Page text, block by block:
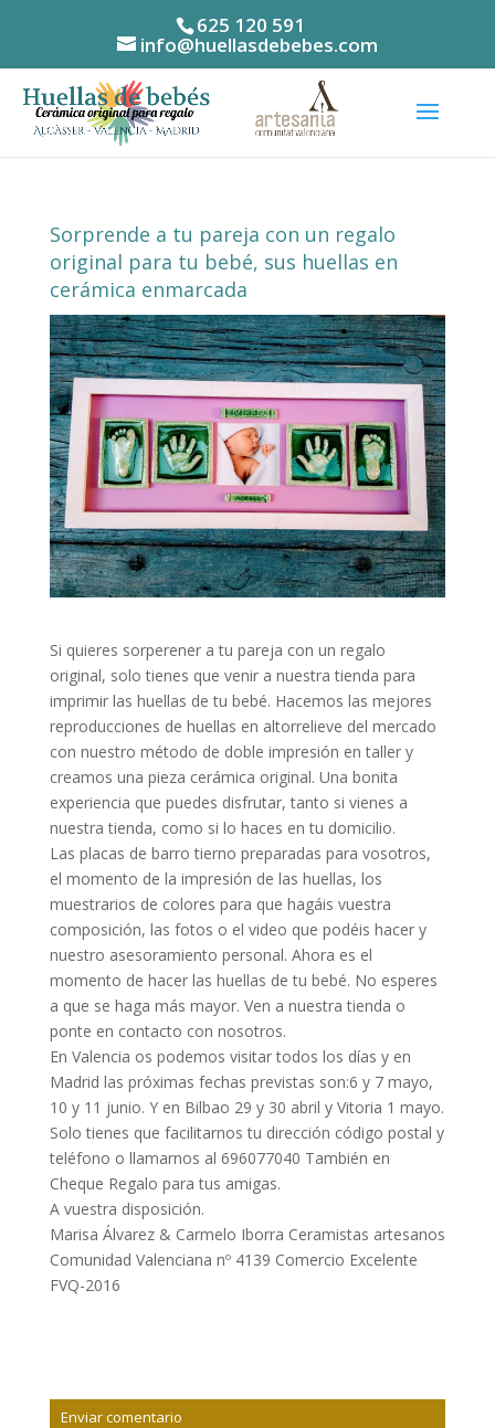
625 120 591
info@huellasdebebes.com
Sorprende a tu pareja con un regalo
original para tu bebé, sus huellas en
cerámica enmarcada
Si quieres sorperener a tu pareja con un regalo
original, solo tienes que venir a nuestra tienda para
imprimir las huellas de tu bebé. Hacemos las mejores
reproducciones de huellas en altorrelieve del mercado
con nuestro método de doble impresión en taller y
creamos una pieza cerámica original. Una bonita
experiencia que puedes disfrutar, tanto si vienes a
nuestra tienda, como si lo haces en tu domicilio.
Las placas de barro tierno preparadas para vosotros,
el momento de la impresión de las huellas, los
muestrarios de colores para que hagáis vuestra
composición, las fotos o el video que podéis hacer y
nuestro asesoramiento personal. Ahora es el
momento de hacer las huellas de tu bebé. No esperes
a que se haga más mayor. Ven a nuestra tienda o
ponte en contacto con nosotros.
En Valencia os podemos visitar todos los días y en
Madrid las próximas fechas previstas son:6 y 7 mayo,
10 y 11 junio. Y en Bilbao 29 y 30 abril y Vitoria 1 mayo.
Solo tienes que facilitarnos tu dirección código postal y
teléfono o llamarnos al 696077040 También en
Cheque Regalo para tus amigas.
A vuestra disposición.
Marisa Álvarez & Carmelo Iborra Ceramistas artesanos
Comunidad Valenciana nº 4139 Comercio Excelente
FVQ-2016
Enviar comentario